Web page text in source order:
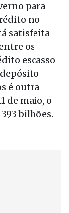
para
no
satisfeita
os
escasso
é outra
de maio, o
bilhões.